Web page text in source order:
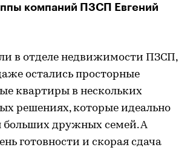
компаний ПЗСП Евгений
в отделе недвижимости ПЗСП,
остались просторные
квартиры в нескольких
решениях, которые идеально
больших дружных семей. А
готовности и скорая сдача